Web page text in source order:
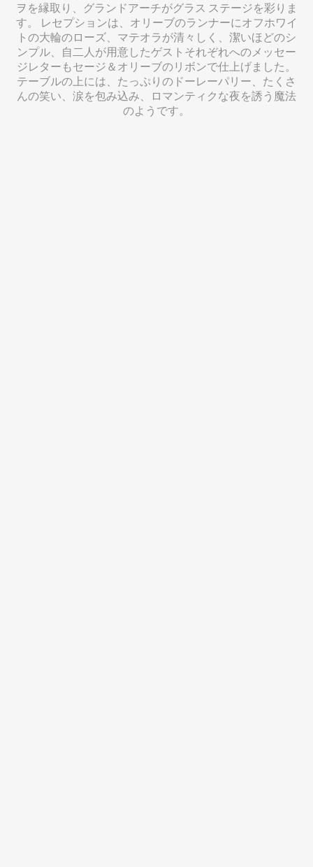
ヲを縁取り、グランドアーチがグラス ステージを彩りま
す。 レセプションは、オリーブのランナーにオフホワイ
トの大輪のローズ、マテオラが清々しく、潔いほどのシ
ンプル、自二人が用意したゲストそれぞれへのメッセー
ジレターもセージ＆オリーブのリボンで仕上げました。
テーブルの上には、たっぷりのドーレーパリー、たくさ
んの笑い、涙を包み込み、ロマンティクな夜を誘う魔法
のようです。